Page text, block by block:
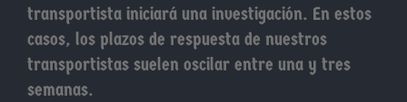
transportista iniciará una investigación. En estos
casos, los plazos de respuesta de nuestros
transportistas suelen oscilar entre una y tres
semanas.